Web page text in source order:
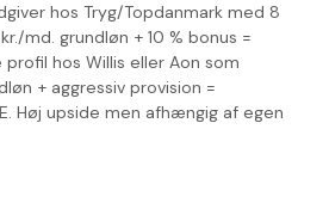
hos Tryg/Topdanmark med 8
md. grundløn + 10 % bonus =
profil hos Willis eller Aon som
+ aggressiv provision =
Høj upside men afhængig af egen